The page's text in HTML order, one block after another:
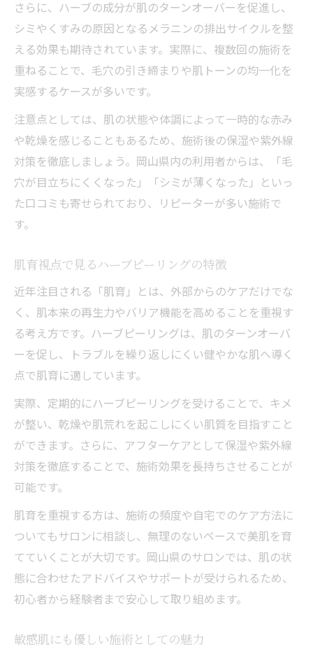
さらに、ハーブの成分が肌のターンオーバーを促進し、
シミやくすみの原因となるメラニンの排出サイクルを整
える効果も期待されています。実際に、複数回の施術を
重ねることで、毛穴の引き締まりや肌トーンの均一化を
実感するケースが多いです。
注意点としては、肌の状態や体調によって一時的な赤み
や乾燥を感じることもあるため、施術後の保湿や紫外線
対策を徹底しましょう。岡山県内の利用者からは、「毛
穴が目立ちにくくなった」「シミが薄くなった」といっ
た口コミも寄せられており、リピーターが多い施術で
す。
肌育視点で見るハーブピーリングの特徴
近年注目される「肌育」とは、外部からのケアだけでな
く、肌本来の再生力やバリア機能を高めることを重視す
る考え方です。ハーブピーリングは、肌のターンオーバ
ーを促し、トラブルを繰り返しにくい健やかな肌へ導く
点で肌育に適しています。
実際、定期的にハーブピーリングを受けることで、キメ
が整い、乾燥や肌荒れを起こしにくい肌質を目指すこと
ができます。さらに、アフターケアとして保湿や紫外線
対策を徹底することで、施術効果を長持ちさせることが
可能です。
肌育を重視する方は、施術の頻度や自宅でのケア方法に
ついてもサロンに相談し、無理のないペースで美肌を育
てていくことが大切です。岡山県のサロンでは、肌の状
態に合わせたアドバイスやサポートが受けられるため、
初心者から経験者まで安心して取り組めます。
敏感肌にも優しい施術としての魅力